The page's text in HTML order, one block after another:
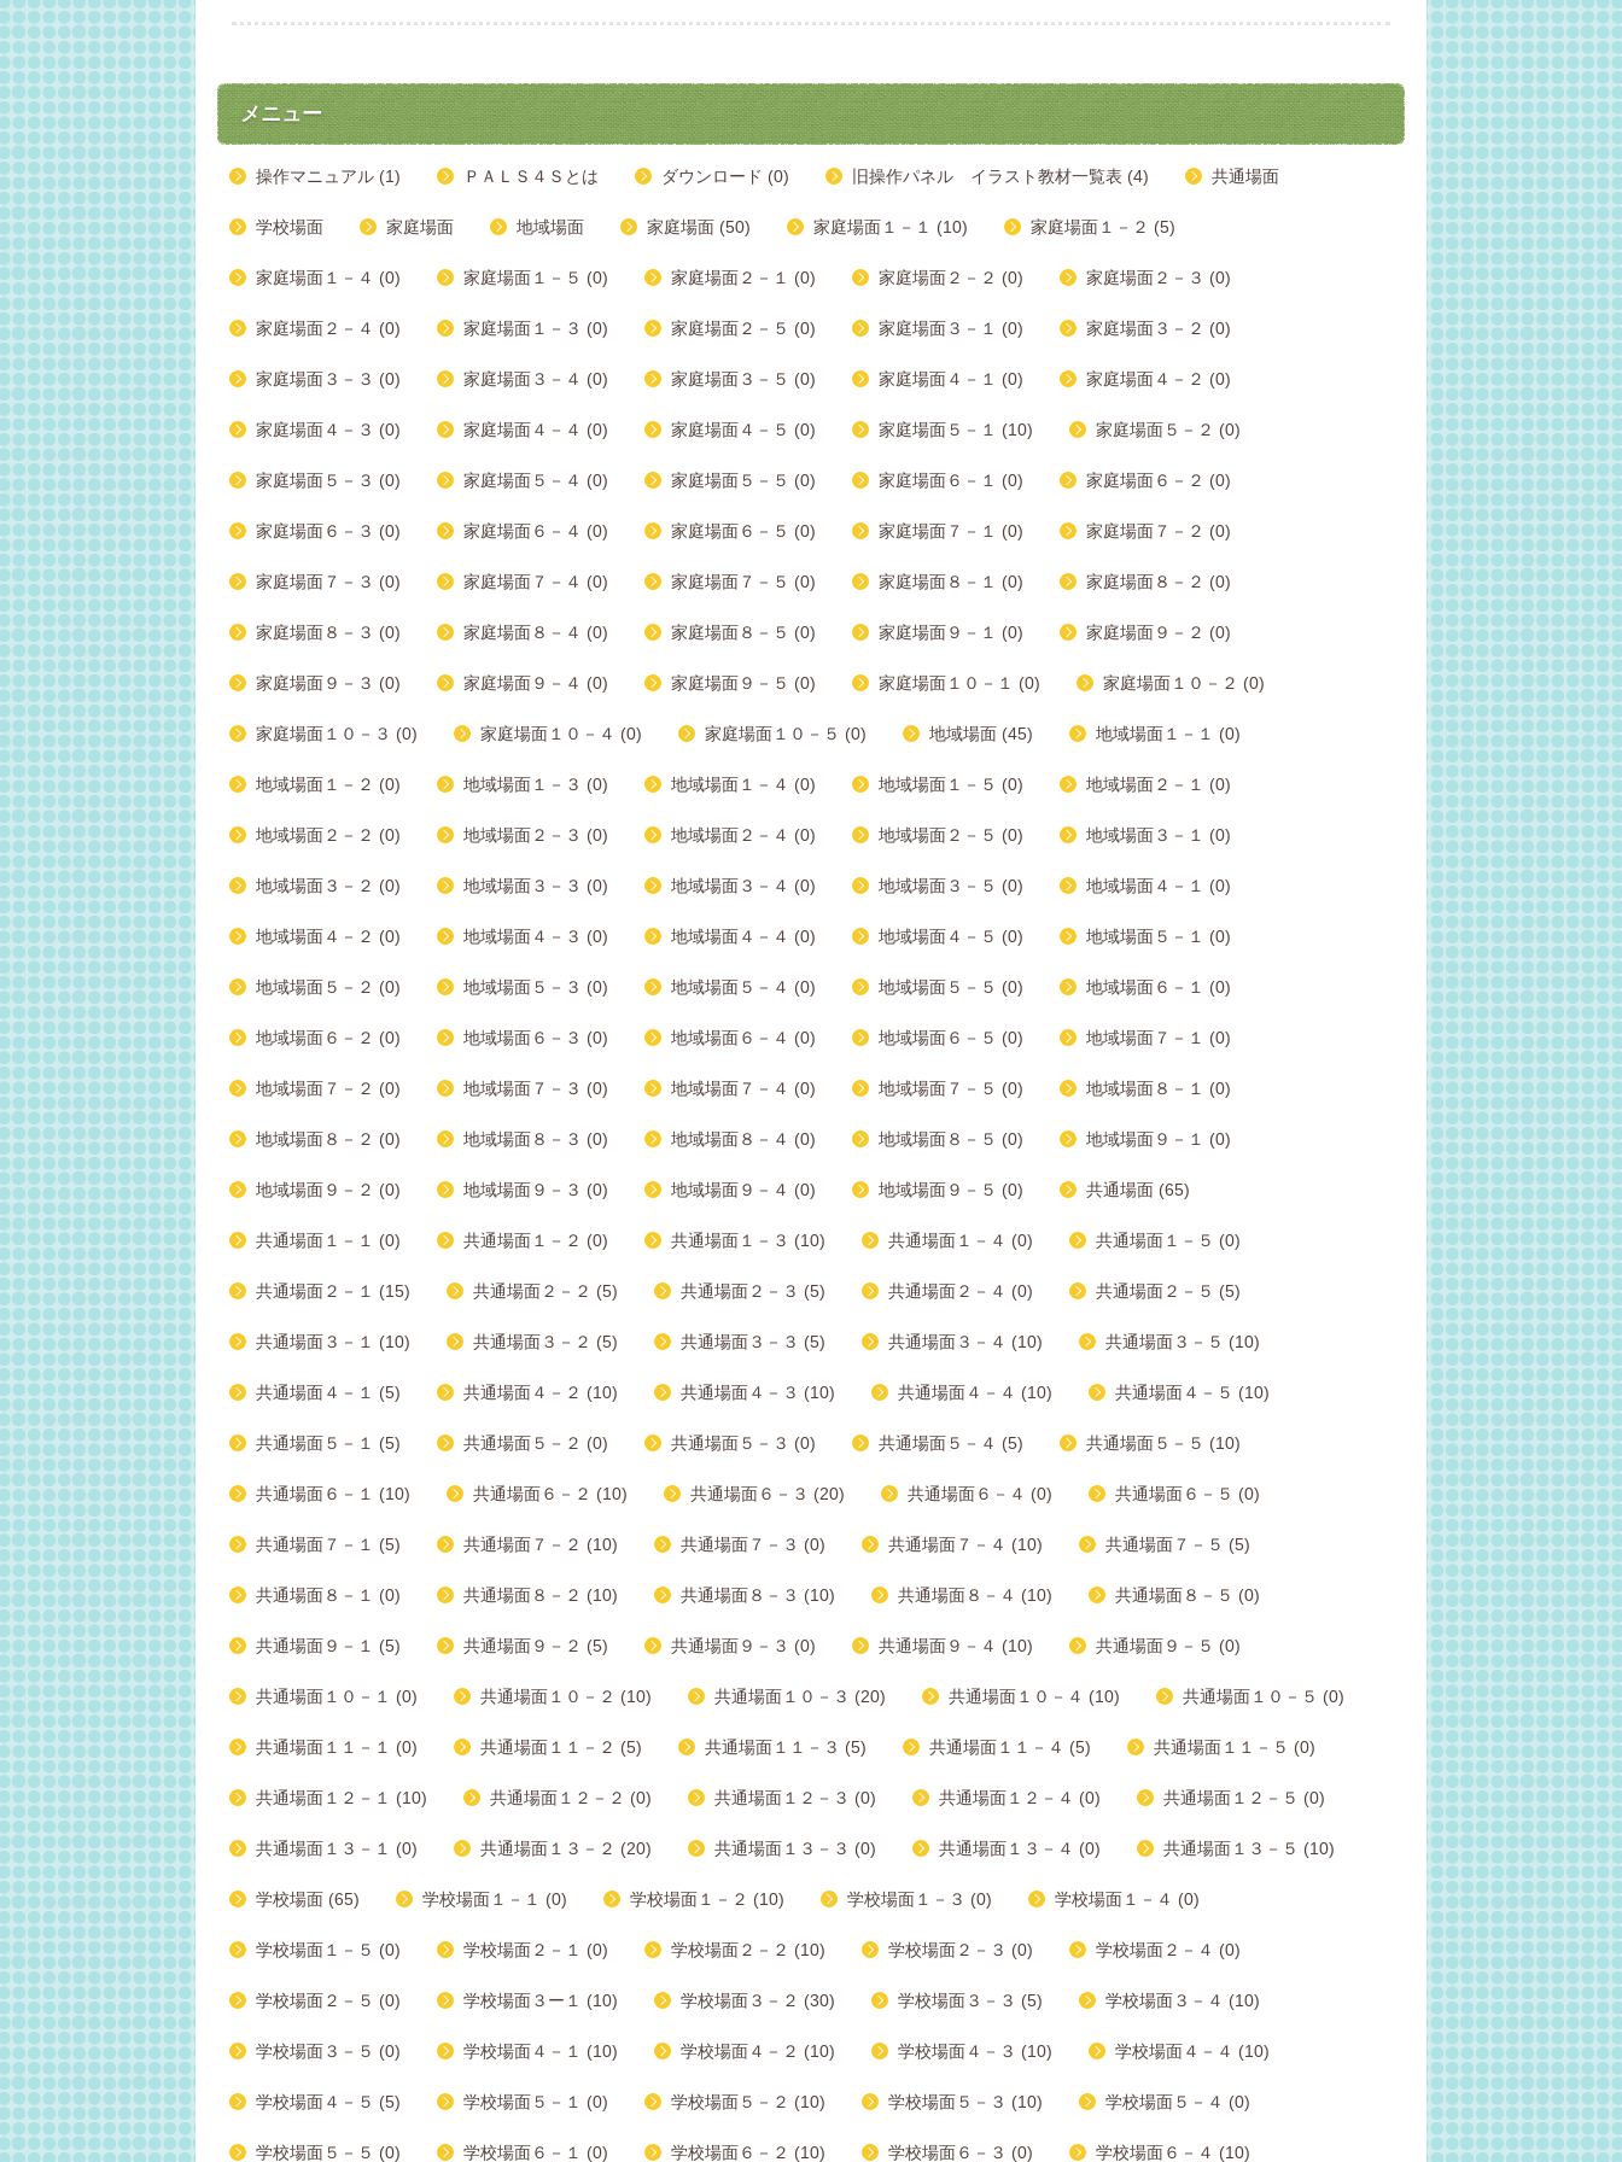
メニュー
操作マニュアル (1) ＰＡＬＳ４Ｓとは ダウンロード (0) 旧操作パネル イラスト教材一覧表 (4) 共通場面
学校場面 家庭場面 地域場面 家庭場面 (50) 家庭場面１－１ (10) 家庭場面１－２ (5)
家庭場面１－４ (0) 家庭場面１－５ (0) 家庭場面２－１ (0) 家庭場面２－２ (0) 家庭場面２－３ (0)
家庭場面２－４ (0) 家庭場面１－３ (0) 家庭場面２－５ (0) 家庭場面３－１ (0) 家庭場面３－２ (0)
家庭場面３－３ (0) 家庭場面３－４ (0) 家庭場面３－５ (0) 家庭場面４－１ (0) 家庭場面４－２ (0)
家庭場面４－３ (0) 家庭場面４－４ (0) 家庭場面４－５ (0) 家庭場面５－１ (10) 家庭場面５－２ (0)
家庭場面５－３ (0) 家庭場面５－４ (0) 家庭場面５－５ (0) 家庭場面６－１ (0) 家庭場面６－２ (0)
家庭場面６－３ (0) 家庭場面６－４ (0) 家庭場面６－５ (0) 家庭場面７－１ (0) 家庭場面７－２ (0)
家庭場面７－３ (0) 家庭場面７－４ (0) 家庭場面７－５ (0) 家庭場面８－１ (0) 家庭場面８－２ (0)
家庭場面８－３ (0) 家庭場面８－４ (0) 家庭場面８－５ (0) 家庭場面９－１ (0) 家庭場面９－２ (0)
家庭場面９－３ (0) 家庭場面９－４ (0) 家庭場面９－５ (0) 家庭場面１０－１ (0) 家庭場面１０－２ (0)
家庭場面１０－３ (0) 家庭場面１０－４ (0) 家庭場面１０－５ (0) 地域場面 (45) 地域場面１－１ (0)
地域場面１－２ (0) 地域場面１－３ (0) 地域場面１－４ (0) 地域場面１－５ (0) 地域場面２－１ (0)
地域場面２－２ (0) 地域場面２－３ (0) 地域場面２－４ (0) 地域場面２－５ (0) 地域場面３－１ (0)
地域場面３－２ (0) 地域場面３－３ (0) 地域場面３－４ (0) 地域場面３－５ (0) 地域場面４－１ (0)
地域場面４－２ (0) 地域場面４－３ (0) 地域場面４－４ (0) 地域場面４－５ (0) 地域場面５－１ (0)
地域場面５－２ (0) 地域場面５－３ (0) 地域場面５－４ (0) 地域場面５－５ (0) 地域場面６－１ (0)
地域場面６－２ (0) 地域場面６－３ (0) 地域場面６－４ (0) 地域場面６－５ (0) 地域場面７－１ (0)
地域場面７－２ (0) 地域場面７－３ (0) 地域場面７－４ (0) 地域場面７－５ (0) 地域場面８－１ (0)
地域場面８－２ (0) 地域場面８－３ (0) 地域場面８－４ (0) 地域場面８－５ (0) 地域場面９－１ (0)
地域場面９－２ (0) 地域場面９－３ (0) 地域場面９－４ (0) 地域場面９－５ (0) 共通場面 (65)
共通場面１－１ (0) 共通場面１－２ (0) 共通場面１－３ (10) 共通場面１－４ (0) 共通場面１－５ (0)
共通場面２－１ (15) 共通場面２－２ (5) 共通場面２－３ (5) 共通場面２－４ (0) 共通場面２－５ (5)
共通場面３－１ (10) 共通場面３－２ (5) 共通場面３－３ (5) 共通場面３－４ (10) 共通場面３－５ (10)
共通場面４－１ (5) 共通場面４－２ (10) 共通場面４－３ (10) 共通場面４－４ (10) 共通場面４－５ (10)
共通場面５－１ (5) 共通場面５－２ (0) 共通場面５－３ (0) 共通場面５－４ (5) 共通場面５－５ (10)
共通場面６－１ (10) 共通場面６－２ (10) 共通場面６－３ (20) 共通場面６－４ (0) 共通場面６－５ (0)
共通場面７－１ (5) 共通場面７－２ (10) 共通場面７－３ (0) 共通場面７－４ (10) 共通場面７－５ (5)
共通場面８－１ (0) 共通場面８－２ (10) 共通場面８－３ (10) 共通場面８－４ (10) 共通場面８－５ (0)
共通場面９－１ (5) 共通場面９－２ (5) 共通場面９－３ (0) 共通場面９－４ (10) 共通場面９－５ (0)
共通場面１０－１ (0) 共通場面１０－２ (10) 共通場面１０－３ (20) 共通場面１０－４ (10) 共通場面１０－５ (0)
共通場面１１－１ (0) 共通場面１１－２ (5) 共通場面１１－３ (5) 共通場面１１－４ (5) 共通場面１１－５ (0)
共通場面１２－１ (10) 共通場面１２－２ (0) 共通場面１２－３ (0) 共通場面１２－４ (0) 共通場面１２－５ (0)
共通場面１３－１ (0) 共通場面１３－２ (20) 共通場面１３－３ (0) 共通場面１３－４ (0) 共通場面１３－５ (10)
学校場面 (65) 学校場面１－１ (0) 学校場面１－２ (10) 学校場面１－３ (0) 学校場面１－４ (0)
学校場面１－５ (0) 学校場面２－１ (0) 学校場面２－２ (10) 学校場面２－３ (0) 学校場面２－４ (0)
学校場面２－５ (0) 学校場面３ー１ (10) 学校場面３－２ (30) 学校場面３－３ (5) 学校場面３－４ (10)
学校場面３－５ (0) 学校場面４－１ (10) 学校場面４－２ (10) 学校場面４－３ (10) 学校場面４－４ (10)
学校場面４－５ (5) 学校場面５－１ (0) 学校場面５－２ (10) 学校場面５－３ (10) 学校場面５－４ (0)
学校場面５－５ (0) 学校場面６－１ (0) 学校場面６－２ (10) 学校場面６－３ (0) 学校場面６－４ (10)